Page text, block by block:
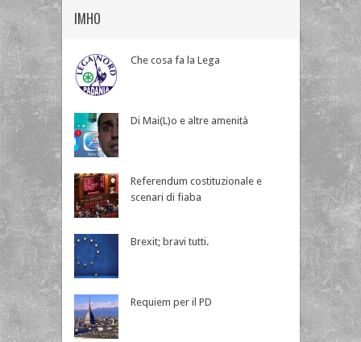
IMHO
Che cosa fa la Lega
Di Mai(L)o e altre amenità
Referendum costituzionale e
scenari di fiaba
Brexit; bravi tutti.
Requiem per il PD